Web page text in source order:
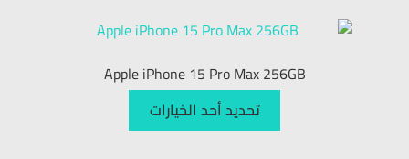
Apple iPhone 15 Pro Max 256GB
تحديد أحد الخيارات